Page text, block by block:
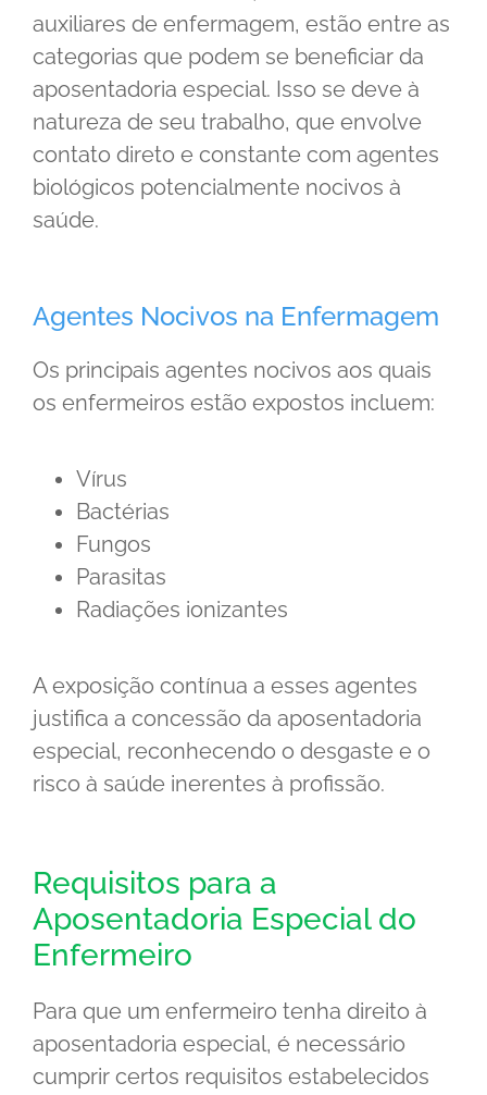
auxiliares de enfermagem, estão entre as
categorias que podem se beneficiar da
aposentadoria especial. Isso se deve à
natureza de seu trabalho, que envolve
contato direto e constante com agentes
biológicos potencialmente nocivos à
saúde.
Agentes Nocivos na Enfermagem
Os principais agentes nocivos aos quais
os enfermeiros estão expostos incluem:
Vírus
Bactérias
Fungos
Parasitas
Radiações ionizantes
A exposição contínua a esses agentes
justifica a concessão da aposentadoria
especial, reconhecendo o desgaste e o
risco à saúde inerentes à profissão.
Requisitos para a
Aposentadoria Especial do
Enfermeiro
Para que um enfermeiro tenha direito à
aposentadoria especial, é necessário
cumprir certos requisitos estabelecidos